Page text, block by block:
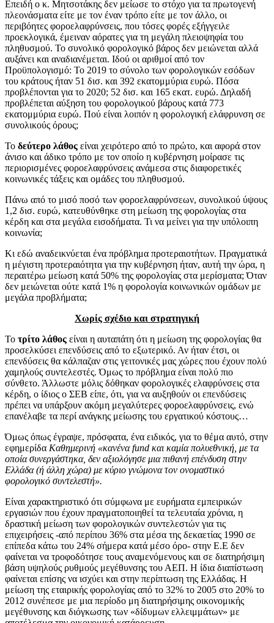
Επειδή ο κ. Μητσοτάκης δεν μείωσε το στόχο για τα πρωτογενή
πλεονάσματα είτε με τον έναν τρόπο είτε με τον άλλο, οι
περιβόητες φοροελαφρύνσεις, που τόσες φορές εξήγγειλε
προεκλογικά, έμειναν αόρατες για τη μεγάλη πλειοψηφία του
πληθυσμού. Το συνολικό φορολογικό βάρος δεν μειώνεται αλλά
αυξάνει και αναδιανέμεται. Ιδού οι αριθμοί από τον
Προϋπολογισμό: Το 2019 το σύνολο των φορολογικών εσόδων
του κράτους ήταν 51 δισ. και 392 εκατομμύρια ευρώ. Πόσα
προβλέπονται για το 2020; 52 δισ. και 165 εκατ. ευρώ. Δηλαδή
προβλέπεται αύξηση του φορολογικού βάρους κατά 773
εκατομμύρια ευρώ. Πού είναι λοιπόν η φορολογική ελάφρυνση σε
συνολικούς όρους;
Το δεύτερο λάθος είναι χειρότερο από το πρώτο, και αφορά στον
άνισο και άδικο τρόπο με τον οποίο η κυβέρνηση μοίρασε τις
περιορισμένες φοροελαφρύνσεις ανάμεσα στις διαφορετικές
κοινωνικές τάξεις και ομάδες του πληθυσμού.
Πάνω από το μισό ποσό των φοροελαφρύνσεων, συνολικού ύψους
1,2 δισ. ευρώ, κατευθύνθηκε στη μείωση της φορολογίας στα
κέρδη και στα μεγάλα εισοδήματα. Τι να μείνει για την υπόλοιπη
κοινωνία;
Κι εδώ αναδεικνύεται ένα πρόβλημα προτεραιοτήτων. Πραγματικά
η μέγιστη προτεραιότητα για την κυβέρνηση ήταν, αυτή την ώρα, η
περαιτέρω μείωση κατά 50% της φορολογίας στα μερίσματα; Όταν
δεν μειώνεται ούτε κατά 1% η φορολογία κοινωνικών ομάδων με
μεγάλα προβλήματα;
Χωρίς σχέδιο και στρατηγική
Το τρίτο λάθος είναι η αυταπάτη ότι η μείωση της φορολογίας θα
προσελκύσει επενδύσεις από το εξωτερικό. Αν ήταν έτσι, οι
επενδύσεις θα κάλπαζαν στις γειτονικές μας χώρες που έχουν πολύ
χαμηλούς συντελεστές. Όμως το πρόβλημα είναι πολύ πιο
σύνθετο. Άλλωστε μόλις δόθηκαν φορολογικές ελαφρύνσεις στα
κέρδη, ο ίδιος ο ΣΕΒ είπε, ότι, για να αυξηθούν οι επενδύσεις
πρέπει να υπάρξουν ακόμη μεγαλύτερες φοροελαφρύνσεις, ενώ
επανέλαβε τα περί ανάγκης μείωσης του εργατικού κόστους…
Όμως όπως έγραψε, πρόσφατα, ένα ειδικός, για το θέμα αυτό, στην
εφημερίδα Καθημερινή «κανέναfund και καμία πολυεθνική, με τα
οποία συνεργάστηκα, δεν αξιολόγησε μια πιθανή επένδυση στην
Ελλάδα (ή άλλη χώρα) με κύριο γνώμονα τον ονομαστικό
φορολογικό συντελεστή».
Είναι χαρακτηριστικό ότι σύμφωνα με ευρήματα εμπειρικών
εργασιών που έχουν πραγματοποιηθεί τα τελευταία χρόνια, η
δραστική μείωση των φορολογικών συντελεστών για τις
επιχειρήσεις -από περίπου 36% στα μέσα της δεκαετίας 1990 σε
επίπεδα κάτω του 24% σήμερα κατά μέσο όρο- στην Ε.Ε δεν
φαίνεται να τροφοδότησε τους αναμενόμενους και σε διατηρήσιμη
βάση υψηλούς ρυθμούς μεγέθυνσης του ΑΕΠ. Η ίδια διαπίστωση
φαίνεται επίσης να ισχύει και στην περίπτωση της Ελλάδας. Η
μείωση της εταιρικής φορολογίας από το 32% το 2005 στο 20% το
2012 συνέπεσε με μια περίοδο μη διατηρήσιμης οικονομικής
μεγέθυνσης και διόγκωσης των «δίδυμων ελλειμμάτων» με